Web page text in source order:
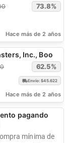
73.8%
Hace más de 2 años
Inc., Boo
62.5%
Envío: $45.622
Hace más de 2 años
pagando
mínima de